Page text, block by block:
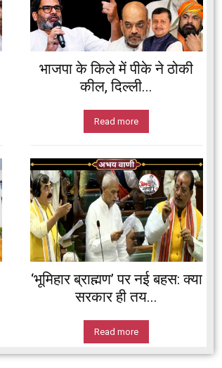
भाजपा के किले में पीके ने ठोकी
कील, दिल्ली...
Read more
‘भूमिहार ब्राह्मण’ पर नई बहस: क्या
सरकार ही तय...
Read more